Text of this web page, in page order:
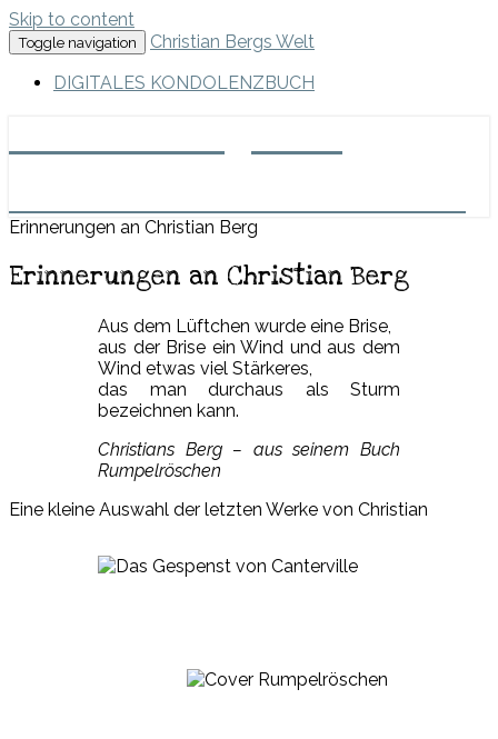
Skip to content
Toggle navigation
Christian Bergs Welt
DIGITALES KONDOLENZBUCH
Erinnerungen an Christian Berg
Erinnerungen an Christian Berg
Aus dem Lüftchen wurde eine Brise,
aus der Brise ein Wind und aus dem
Wind etwas viel Stärkeres,
das man durchaus als Sturm
bezeichnen kann.
Christians Berg – aus seinem Buch
Rumpelröschen
Eine kleine Auswahl der letzten Werke von Christian